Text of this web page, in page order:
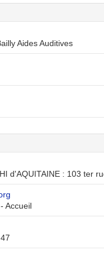
Aides Auditives
d'AQUITAINE : 103 ter
Accueil